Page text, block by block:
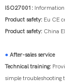
ISO27001: Information
Product safety: Eu CE
Product safety: China
● After-sales service
Technical training:
simple troubleshooting